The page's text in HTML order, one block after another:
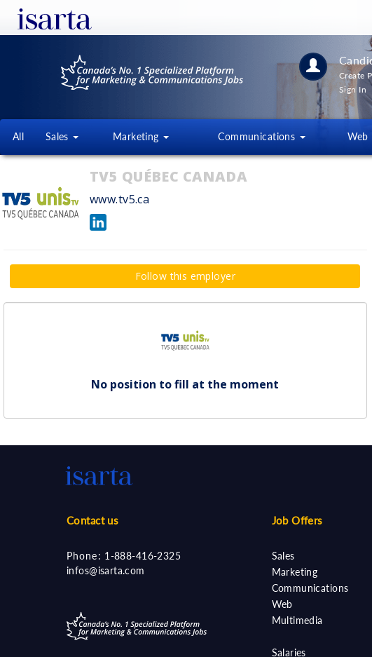
Create
Sign In
All Sales Marketing Communications Web
TV5 QUÉBEC CANADA
www.tv5.ca
Follow this employer
No position to fill at the moment
Contact us
Phone: 1-888-416-2325
infos@isarta.com
Job Offers
Sales
Marketing
Communications
Web
Multimedia
Salaries